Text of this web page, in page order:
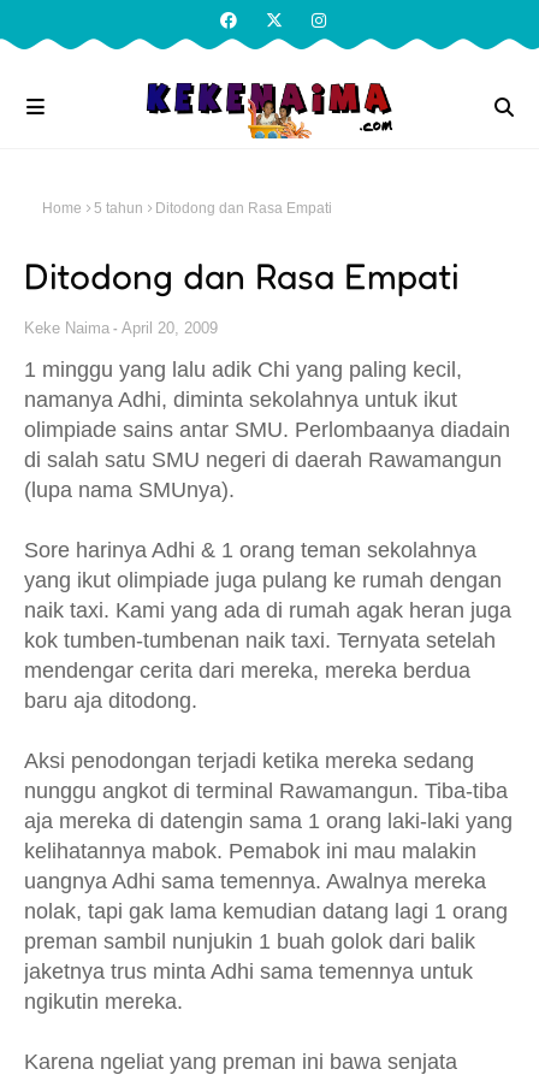
Home 5 tahun Ditodong dan Rasa Empati
Ditodong dan Rasa Empati
Keke Naima April 20, 2009
1 minggu yang lalu adik Chi yang paling kecil,
namanya Adhi, diminta sekolahnya untuk ikut
olimpiade sains antar SMU. Perlombaanya diadain
di salah satu SMU negeri di daerah Rawamangun
(lupa nama SMUnya).
Sore harinya Adhi & 1 orang teman sekolahnya
yang ikut olimpiade juga pulang ke rumah dengan
naik taxi. Kami yang ada di rumah agak heran juga
kok tumben-tumbenan naik taxi. Ternyata setelah
mendengar cerita dari mereka, mereka berdua
baru aja ditodong.
Aksi penodongan terjadi ketika mereka sedang
nunggu angkot di terminal Rawamangun. Tiba-tiba
aja mereka di datengin sama 1 orang laki-laki yang
kelihatannya mabok. Pemabok ini mau malakin
uangnya Adhi sama temennya. Awalnya mereka
nolak, tapi gak lama kemudian datang lagi 1 orang
preman sambil nunjukin 1 buah golok dari balik
jaketnya trus minta Adhi sama temennya untuk
ngikutin mereka.
Karena ngeliat yang preman ini bawa senjata